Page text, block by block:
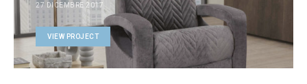
27 DICEMBRE 2017
VIEW PROJECT